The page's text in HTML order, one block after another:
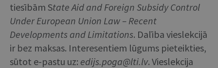
tiesībām State Aid and Foreign Subsidy Control
Under European Union Law – Recent
Developments and Limitations. Dalība vieslekcijā
ir bez maksas. Interesentiem lūgums pieteikties,
sūtot e-pastu uz: edijs.poga@lti.lv. Vieslekcija